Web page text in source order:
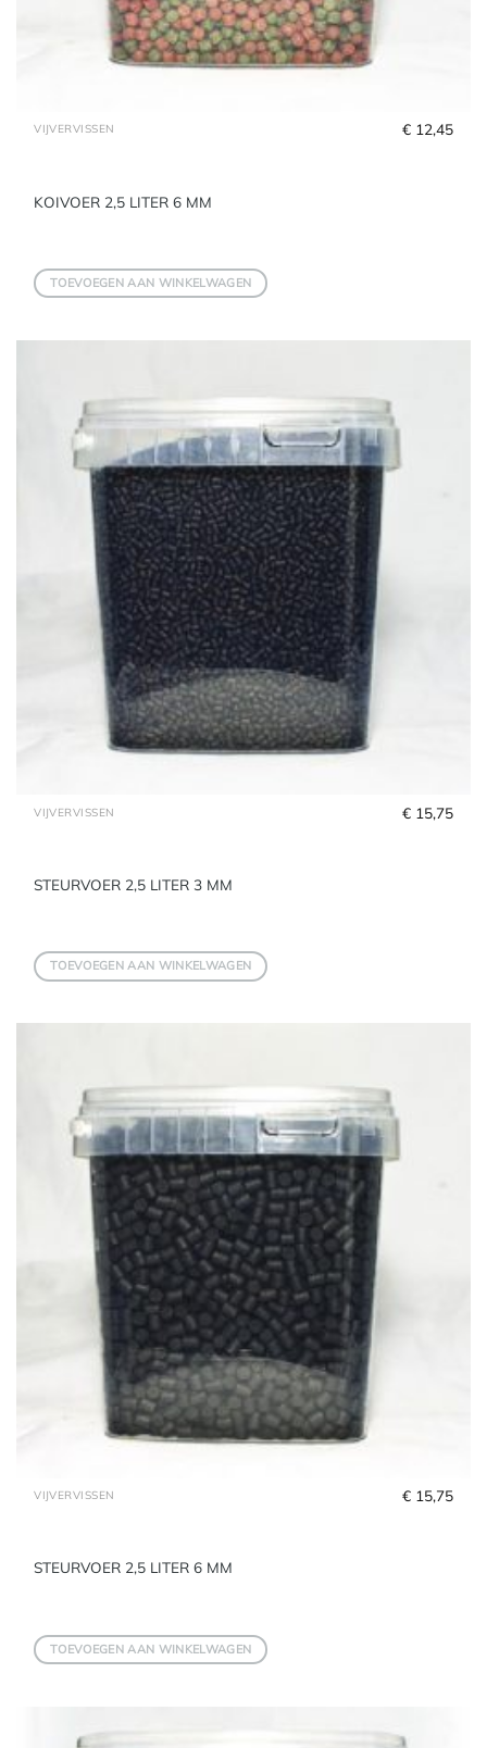
VIJVERVISSEN
KOIVOER 2,5 LITER 6 MM
€ 12,45
TOEVOEGEN AAN WINKELWAGEN
VIJVERVISSEN
STEURVOER 2,5 LITER 3 MM
€ 15,75
TOEVOEGEN AAN WINKELWAGEN
VIJVERVISSEN
STEURVOER 2,5 LITER 6 MM
€ 15,75
TOEVOEGEN AAN WINKELWAGEN